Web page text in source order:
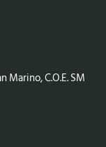
Marino, C.O.E. SM